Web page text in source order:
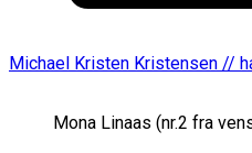
Michael Kristen Kristensen //
Mona Linaas (nr.2 fra